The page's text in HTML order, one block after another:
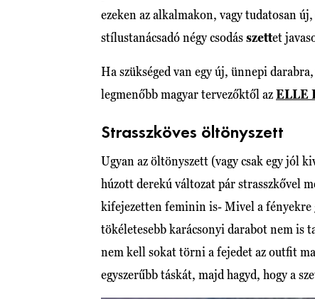
ezeken az alkalmakon, vagy tudatosan
stílustanácsadó négy csodásszettet
Ha szükséged van egy új, ünnepi
legmenőbb magyar tervezőktől azELLE
Strasszköves öltönyszett
Ugyan az öltönyszett (vagy csak egy jól
húzott derekú változat pár strasszkővel
kifejezetten feminin is- Mivel a fényekre
tökéletesebb karácsonyi darabot nem is
nem kell sokat törni a fejedet az outfit
egyszerűbb táskát, majd hagyd, hogy a